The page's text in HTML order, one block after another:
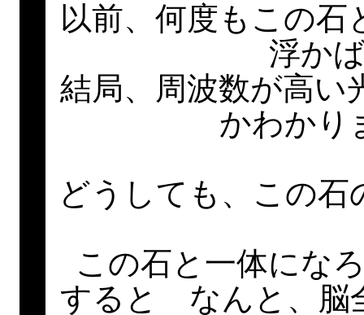
以前、何度もこの
浮か
結局、周波数が高い
かわかり
どうしても、この
この石と一体にな
すると なんと、脳